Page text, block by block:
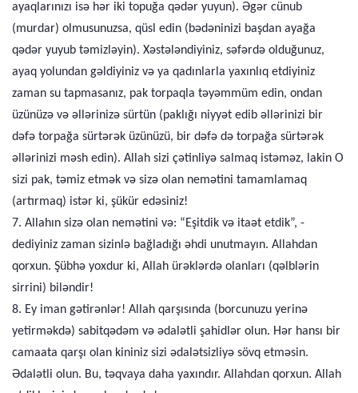
ayaqlarınızı isə hər iki topuğa qədər yuyun). Əgər cünub
(murdar) olmusunuzsa, qüsl edin (bədəninizi başdan ayağa
qədər yuyub təmizləyin). Xəstələndiyiniz, səfərdə olduğunuz,
ayaq yolundan gəldiyiniz və ya qadınlarla yaxınlıq etdiyiniz
zaman su tapmasanız, pak torpaqla təyəmmüm edin, ondan
üzünüzə və əllərinizə sürtün (paklığı niyyət edib əllərinizi bir
dəfə torpağa sürtərək üzünüzü, bir dəfə də torpağa sürtərək
əllərinizi məsh edin). Allah sizi çətinliyə salmaq istəməz, lakin O
sizi pak, təmiz etmək və sizə olan nemətini tamamlamaq
(artırmaq) istər ki, şükür edəsiniz!
7. Allahın sizə olan nemətini və: “Eşitdik və itaət etdik”, -
dediyiniz zaman sizinlə bağladığı əhdi unutmayın. Allahdan
qorxun. Şübhə yoxdur ki, Allah ürəklərdə olanları (qəlblərin
sirrini) biləndir!
8. Ey iman gətirənlər! Allah qarşısında (borcunuzu yerinə
yetirməkdə) sabitqədəm və ədalətli şahidlər olun. Hər hansı bir
camaata qarşı olan kininiz sizi ədalətsizliyə sövq etməsin.
Ədalətli olun. Bu, təqvaya daha yaxındır. Allahdan qorxun. Allah